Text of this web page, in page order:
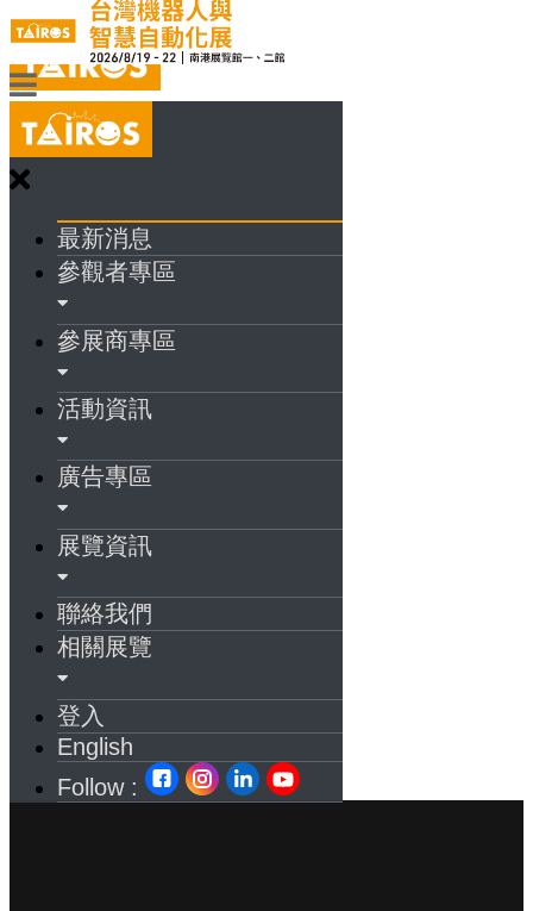
最新消息
參觀者專區
參展商專區
活動資訊
廣告專區
展覽資訊
聯絡我們
相關展覽
登入
English
Follow :